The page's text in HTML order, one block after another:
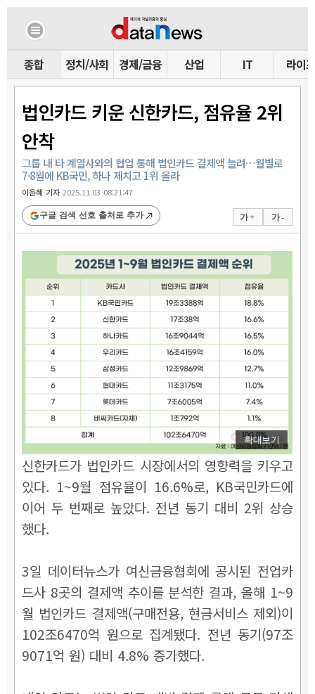
종합 정치/사회 경제/금융 산업 IT 라이프
법인카드 키운 신한카드, 점유율 2위
안착
그룹 내 타 계열사와의 협업 통해 법인카드 결제액 늘려…월별로
7·8월에 KB국민, 하나 제치고 1위 올라
이윤혜 기자2025.11.03 08:21:47
가 + 가 -
구글 검색 선호 출처로 추가
확대보기
신한카드가 법인카드 시장에서의 영향력을 키우고
있다. 1~9월 점유율이 16.6%로, KB국민카드에
이어 두 번째로 높았다. 전년 동기 대비 2위 상승
했다.
3일 데이터뉴스가 여신금융협회에 공시된 전업카
드사 8곳의 결제액 추이를 분석한 결과, 올해 1~9
월 법인카드 결제액(구매전용, 현금서비스 제외)이
102조6470억 원으로 집계됐다. 전년 동기(97조
9071억 원) 대비 4.8% 증가했다.